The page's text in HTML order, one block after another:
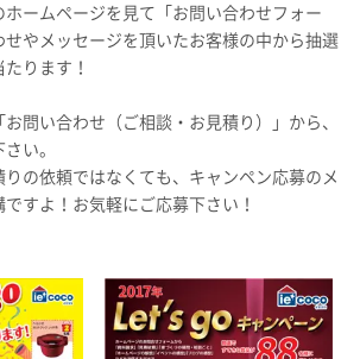
ホームページを見て「お問い合わせフォー
せやメッセージを頂いたお客様の中から抽選
ります！
問い合わせ（ご相談・お見積り）」から、
い。
りの依頼ではなくても、キャンペン応募のメ
すよ！お気軽にご応募下さい！